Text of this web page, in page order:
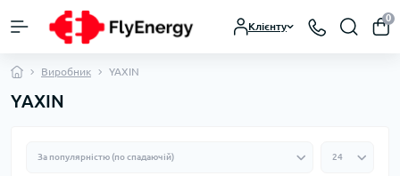
Клієнту
0
Виробник YAXIN
YAXIN